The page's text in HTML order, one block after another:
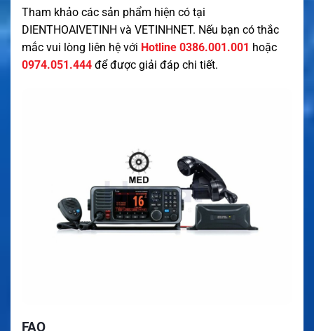
Tham khảo các sản phẩm hiện có tại
DIENTHOAIVETINH và VETINHNET. Nếu bạn có thắc
mắc vui lòng liên hệ với Hotline 0386.001.001 hoặc
0974.051.444 để được giải đáp chi tiết.
FAQ